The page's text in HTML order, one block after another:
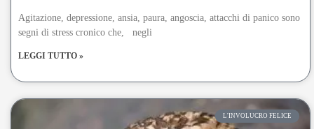
Agitazione, depressione, ansia, paura, angoscia, attacchi di panico sono
segni di stress cronico che, negli
LEGGI TUTTO »
L'INVOLUCRO FELICE